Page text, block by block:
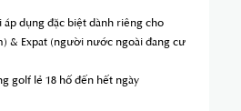
dụng đặc biệt dành riêng cho
& Expat (người nước ngoài đang cư
golf lẻ 18 hố đến hết ngày